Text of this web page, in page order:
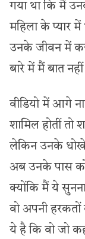
गया था कि मैं
महिला के प्यार
उनके जीवन में
बारे में मैं बात
वीडियो में आगे
शामिल होतीं तो
लेकिन उनके
अब उनके पास
क्योंकि मैं ये
वो अपनी
ये है कि वो जो